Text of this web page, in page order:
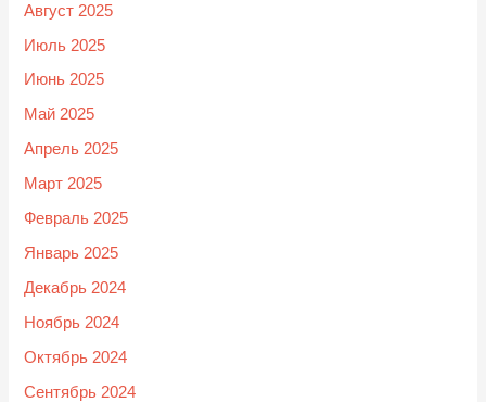
Август 2025
Июль 2025
Июнь 2025
Май 2025
Апрель 2025
Март 2025
Февраль 2025
Январь 2025
Декабрь 2024
Ноябрь 2024
Октябрь 2024
Сентябрь 2024